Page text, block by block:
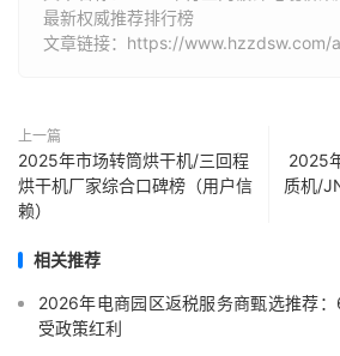
最新权威推荐排行榜
文章链接：https://www.hzzdsw.com/
上一篇
2025年市场转筒烘干机/三回程
烘干机厂家综合口碑榜（用户信
赖）
2025
质机/
相关推荐
2026年电商园区返税服务商甄选推荐
受政策红利